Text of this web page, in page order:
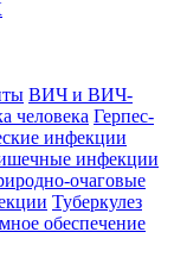
ВИЧ и ВИЧ-
человека Герпес-
инфекции
инфекции
очаговые
Туберкулез
обеспечение